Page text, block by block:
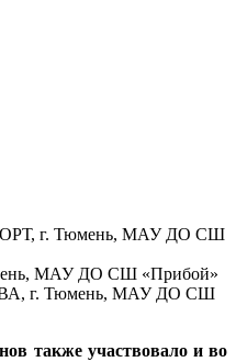
г. Тюмень, МАУ ДО СШ
МАУ ДО СШ «Прибой»
г. Тюмень, МАУ ДО СШ
также участвовало и во